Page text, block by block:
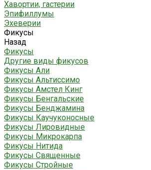
Хавортии, гастерии
Эпифиллумы
Эхеверии
Фикусы
Назад
Фикусы
Другие виды фикусов
Фикусы Али
Фикусы Альтиссимо
Фикусы Амстел Кинг
Фикусы Бенгальские
Фикусы Бенджамина
Фикусы Каучуконосные
Фикусы Лировидные
Фикусы Микрокарпа
Фикусы Нитида
Фикусы Священные
Фикусы Стройные